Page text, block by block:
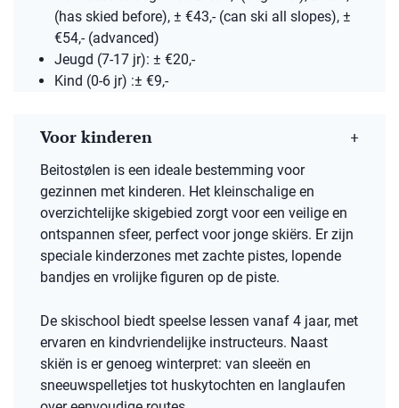
(has skied before), ± €43,- (can ski all slopes), ±
€54,- (advanced)
Jeugd (7-17 jr): ± €20,-
Kind (0-6 jr) :± €9,-
Voor kinderen
Beitostølen is een ideale bestemming voor
gezinnen met kinderen. Het kleinschalige en
overzichtelijke skigebied zorgt voor een veilige en
ontspannen sfeer, perfect voor jonge skiërs. Er zijn
speciale kinderzones met zachte pistes, lopende
bandjes en vrolijke figuren op de piste.
De skischool biedt speelse lessen vanaf 4 jaar, met
ervaren en kindvriendelijke instructeurs. Naast
skiën is er genoeg winterpret: van sleeën en
sneeuwspelletjes tot huskytochten en langlaufen